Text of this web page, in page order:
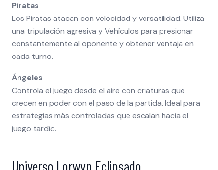
Piratas
Los Piratas atacan con velocidad y versatilidad. Utiliza
una tripulación agresiva y Vehículos para presionar
constantemente al oponente y obtener ventaja en
cada turno.
Ángeles
Controla el juego desde el aire con criaturas que
crecen en poder con el paso de la partida. Ideal para
estrategias más controladas que escalan hacia el
juego tardío.
Universo Lorwyn Eclipsado